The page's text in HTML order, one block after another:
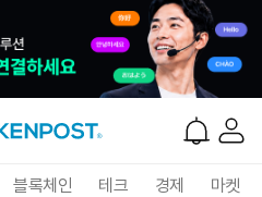
블록체인 테크 경제 마켓
₩1,456(-1.17%)
₩105,017(+1.48%)
466.5(+0.11%)
₩ 77,174 (-3.57%)